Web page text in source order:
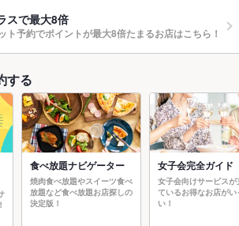
スで最大8倍
ト予約でポイントが最大8倍たまるお店はこちら！
する
食べ放題ナビゲーター
焼肉食べ放題やスイーツ食べ
放題など食べ放題お店探しの
決定版！
女子会完全ガイド
女子会向けサービスが
ているお得なお店がい
い！